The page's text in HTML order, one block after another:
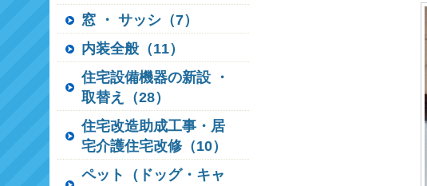
窓 ・ サッシ（7）
内装全般（11）
住宅設備機器の新設 ・
取替え（28）
住宅改造助成工事・居
宅介護住宅改修（10）
ペット（ドッグ・キャ